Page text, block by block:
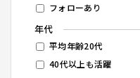
フォローあり
年代
平均年齢20代
40代以上も活躍